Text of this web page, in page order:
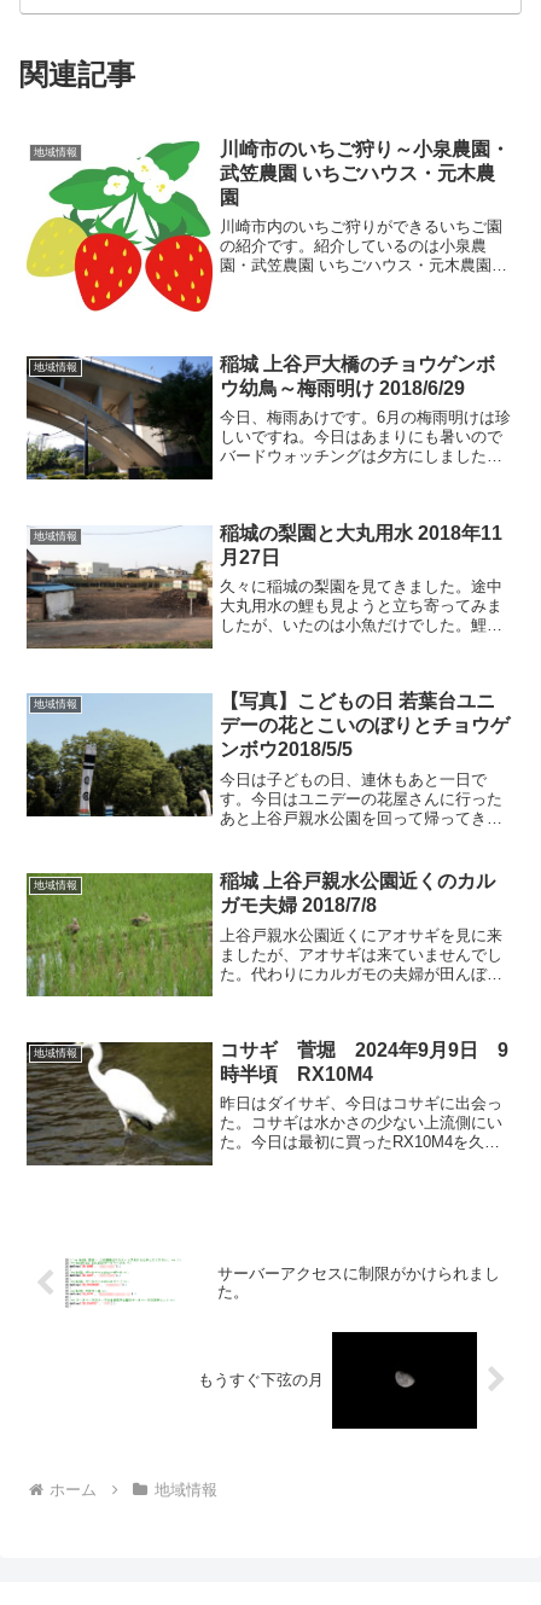
関連記事
地域情報
川崎市のいちご狩り～小泉農園・
武笠農園 いちごハウス・元木農
園
川崎市内のいちご狩りができるいちご園
の紹介です。紹介しているのは小泉農
園・武笠農園 いちごハウス・元木農園で
地域情報
稲城 上谷戸大橋のチョウゲンボ
ウ幼鳥～梅雨明け 2018/6/29
今日、梅雨あけです。6月の梅雨明けは珍
しいですね。今日はあまりにも暑いので
バードウォッチングは夕方にしました。5
やハリの上、穴の...
地域情報
稲城の梨園と大丸用水 2018年11
月27日
久々に稲城の梨園を見てきました。途中
大丸用水の鯉も見ようと立ち寄ってみま
したが、いたのは小魚だけでした。鯉は
が伐採されていました...
地域情報
【写真】こどもの日 若葉台ユニ
デーの花とこいのぼりとチョウゲ
ンボウ2018/5/5
今日は子どもの日、連休もあと一日で
す。今日はユニデーの花屋さんに行った
あと上谷戸親水公園を回って帰ってきま
は、上谷戸親水公園のこいのぼりを眺め
て帰ろうということになり公園...
地域情報
稲城 上谷戸親水公園近くのカル
ガモ夫婦 2018/7/8
上谷戸親水公園近くにアオサギを見に来
ましたが、アオサギは来ていませんでし
た。代わりにカルガモの夫婦が田んぼに
オサギがいた田んぼにカ...
地域情報
コサギ 菅堀 2024年9月9日 9
時半頃 RX10M4
昨日はダイサギ、今日はコサギに出会っ
た。コサギは水かさの少ない上流側にい
た。今日は最初に買ったRX10M4を久々
サーバーアクセスに制限がかけられまし
た。
もうすぐ下弦の月
ホーム 地域情報